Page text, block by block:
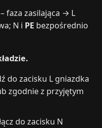
– faza zasilająca → L
N i PE bezpośrednio
do zacisku L gniazdka
zgodnie z przyjętym
do zacisku N